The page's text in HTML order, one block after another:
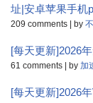
址|安卓苹果手机
209 comments | by
[每天更新]2026
61 comments | by 加
[每天更新]2026